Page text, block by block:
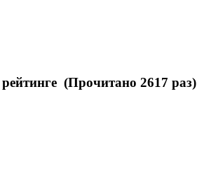
(Прочитано 2617 раз)